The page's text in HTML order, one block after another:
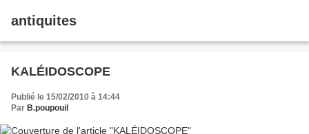
antiquites
KALÉIDOSCOPE
Publié le 15/02/2010 à 14:44
Par B.poupouil